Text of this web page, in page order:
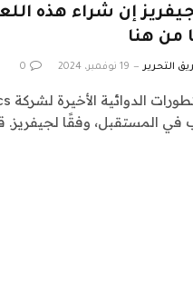
من هنا
التحرير 19 نوفمبر، 2024 0
في المستقبل، وفقًا لجيفريز.